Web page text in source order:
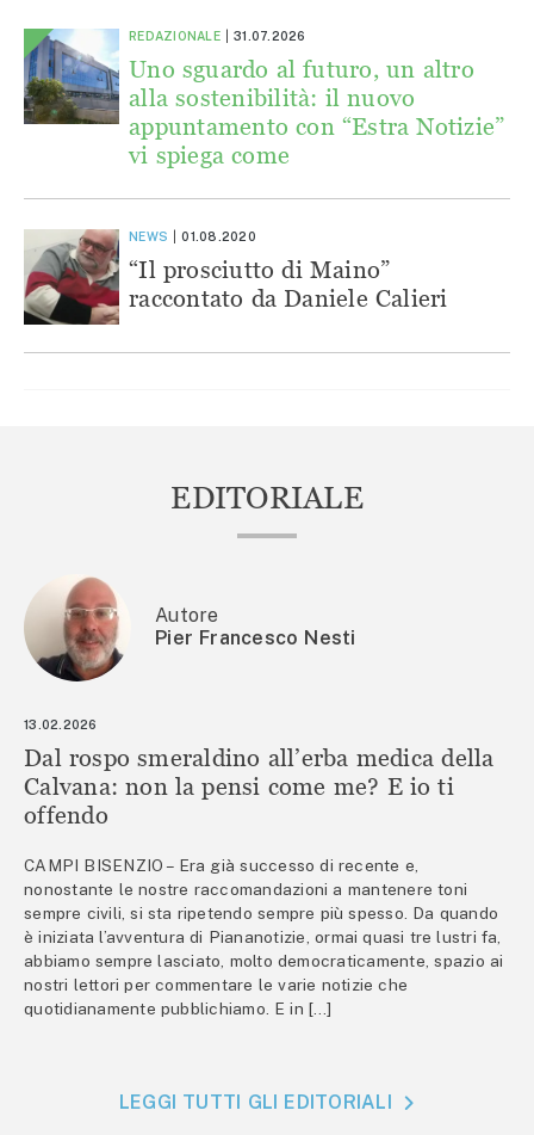
REDAZIONALE 31.07.2026
Uno sguardo al futuro, un altro
alla sostenibilità: il nuovo
appuntamento con “Estra Notizie”
vi spiega come
NEWS 01.08.2020
“Il prosciutto di Maino”
raccontato da Daniele Calieri
EDITORIALE
Autore
Pier Francesco Nesti
13.02.2026
Dal rospo smeraldino all’erba medica della
Calvana: non la pensi come me? E io ti
offendo
CAMPI BISENZIO – Era già successo di recente e,
nonostante le nostre raccomandazioni a mantenere toni
sempre civili, si sta ripetendo sempre più spesso. Da quando
è iniziata l’avventura di Piananotizie, ormai quasi tre lustri fa,
abbiamo sempre lasciato, molto democraticamente, spazio ai
nostri lettori per commentare le varie notizie che
quotidianamente pubblichiamo. E in […]
LEGGI TUTTI GLI EDITORIALI